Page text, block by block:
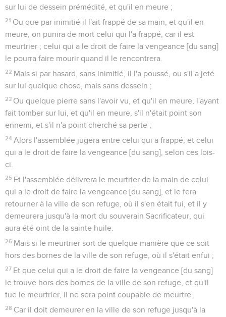
sur lui de dessein prémédité, et qu'il en meure ;
21 Ou que par inimitié il l'ait frappé de sa main, et qu'il en
meure, on punira de mort celui qui l'a frappé, car il est
meurtrier ; celui qui a le droit de faire la vengeance [du sang]
le pourra faire mourir quand il le rencontrera.
22 Mais si par hasard, sans inimitié, il l'a poussé, ou s'il a jeté
sur lui quelque chose, mais sans dessein ;
23 Ou quelque pierre sans l'avoir vu, et qu'il en meure, l'ayant
fait tomber sur lui, et qu'il en meure, s'il n'était point son
ennemi, et s'il n'a point cherché sa perte ;
24 Alors l'assemblée jugera entre celui qui a frappé, et celui
qui a le droit de faire la vengeance [du sang], selon ces lois-
ci.
25 Et l'assemblée délivrera le meurtrier de la main de celui
qui a le droit de faire la vengeance [du sang], et le fera
retourner à la ville de son refuge, où il s'en était fui, et il y
demeurera jusqu'à la mort du souverain Sacrificateur, qui
aura été oint de la sainte huile.
26 Mais si le meurtrier sort de quelque manière que ce soit
hors des bornes de la ville de son refuge, où il s'était enfui ;
27 Et que celui qui a le droit de faire la vengeance [du sang]
le trouve hors des bornes de la ville de son refuge, et qu'il
tue le meurtrier, il ne sera point coupable de meurtre.
28 Car il doit demeurer en la ville de son refuge jusqu'à la